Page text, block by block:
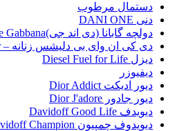
دستمال مرطوب
دنی DANI ONE
دولچه گابانا (دی اند جی)Dolce Gabbana
دی کی ان وای بی دلیشس زنانه – DKNY Be Delicious for
دیزل Diesel Fuel for Life
دیفیوزر
دیور ادیکت Dior Addict
دیور جادور Dior J'adore
دیویدف Davidoff Good Life
دیویدوف چمپیون Davidoff Champion